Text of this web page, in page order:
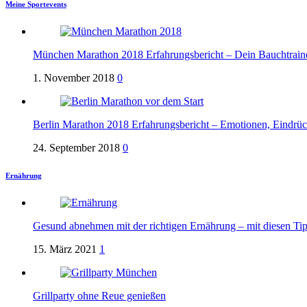
Meine Sportevents
München Marathon 2018 Erfahrungsbericht – Dein
1. November 2018 0
Berlin Marathon 2018 Erfahrungsbericht – Emotionen,
24. September 2018 0
Ernährung
Gesund abnehmen mit der richtigen Ernährung – mit diesen
15. März 2021 1
Grillparty ohne Reue genießen